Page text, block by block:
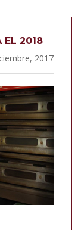
EL 2018
2017